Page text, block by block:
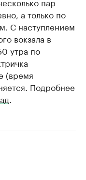
а только по
С наступлением
вокзала в
утра по
(время
Подробнее